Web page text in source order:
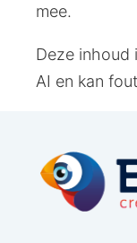
mee.
Deze inhoud
AI en kan